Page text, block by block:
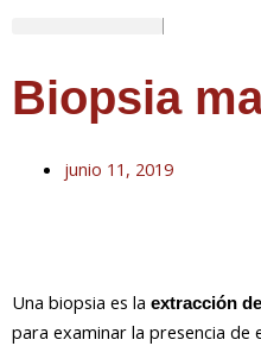
Biopsia
junio 11, 2019
Una biopsia es la extracción
para examinar la presencia de